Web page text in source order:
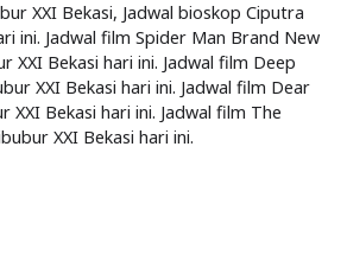
XXI Bekasi, Jadwal bioskop Ciputra
ini. Jadwal film Spider Man Brand New
XXI Bekasi hari ini. Jadwal film Deep
XXI Bekasi hari ini. Jadwal film Dear
XXI Bekasi hari ini. Jadwal film The
XXI Bekasi hari ini.